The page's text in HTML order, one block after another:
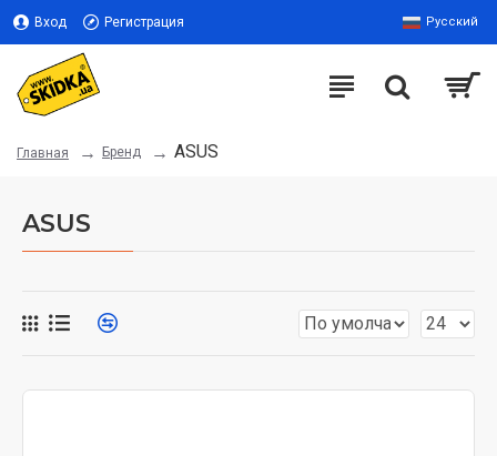
Вход Регистрация Русский
Главная Бренд ASUS
ASUS